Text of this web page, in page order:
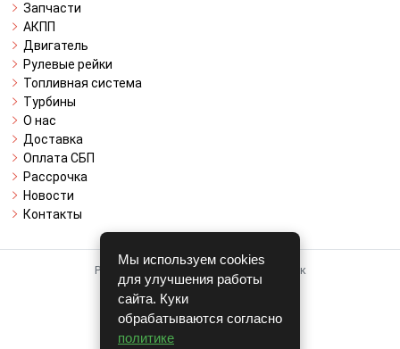
Запчасти
АКПП
Двигатель
Рулевые рейки
Топливная система
Турбины
О нас
Доставка
Оплата СБП
Рассрочка
Новости
Контакты
Работает на системе для авторазборок
CARRO.БИЗНЕС
Полная версия
© COPYRIGHT 2026 г.
Мы используем cookies
для улучшения работы
сайта. Куки
обрабатываются согласно
политике